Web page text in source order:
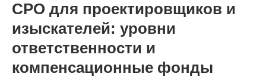
СРО для проектировщиков и
изыскателей: уровни
ответственности и
компенсационные фонды